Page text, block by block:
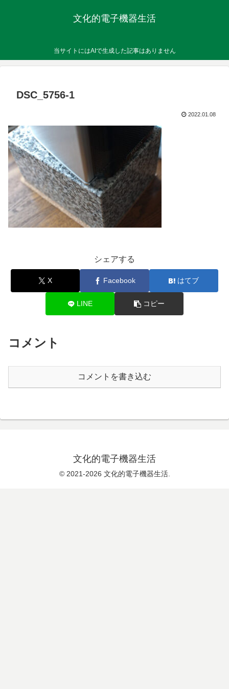
文化的電子機器生活
当サイトにはAIで生成した記事はありません
DSC_5756-1
2022.01.08
シェアする
X Facebook はてブ
LINE コピー
コメント
コメントを書き込む
文化的電子機器生活
© 2021-2026 文化的電子機器生活.